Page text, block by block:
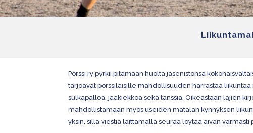
Pörssi ry pyrkii pitämään huolta jäsenistönsä
tarjoavat pörssiläisille mahdollisuuden harrastaa
sulkapalloa, jääkiekkoa sekä tanssia. Oikeastaan lajien
mahdollistamaan myös useiden matalan kynnyksen
yksin, sillä viestiä laittamalla seuraa löytää aivan varmasti